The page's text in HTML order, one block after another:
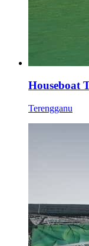
Houseboat
Terengganu